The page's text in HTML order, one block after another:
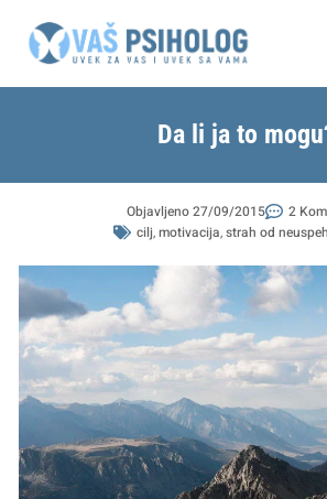
Da li ja to
Objavljeno27/09/2015
2
cilj,motivacija,strah od